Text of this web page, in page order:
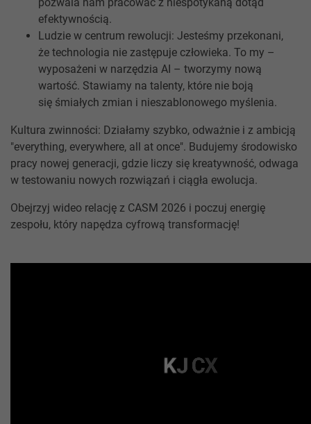
efektywnością.
Ludzie w centrum rewolucji: Jesteśmy przekonani,
że technologia nie zastępuje człowieka. To my –
wyposażeni w narzędzia AI – tworzymy nową
wartość. Stawiamy na talenty, które nie boją
się śmiałych zmian i nieszablonowego myślenia.
Kultura zwinności: Działamy szybko, odważnie i z ambicją
"everything, everywhere, all at once". Budujemy środowisko
pracy nowej generacji, gdzie liczy się kreatywność, odwaga
w testowaniu nowych rozwiązań i ciągła ewolucja.
Obejrzyj wideo relację z CASM 2026 i poczuj energię
zespołu, który napędza cyfrową transformację!